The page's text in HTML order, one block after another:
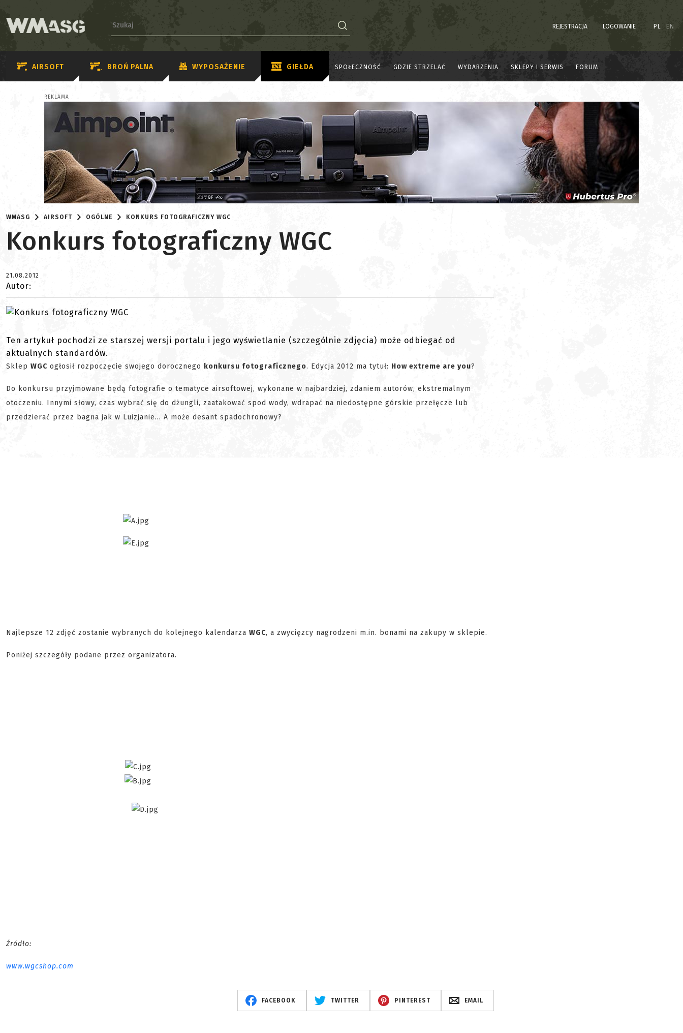
REJESTRACJA LOGOWANIE PL EN
AIRSOFT BROŃ PALNA WYPOSAŻENIE GIEŁDA SPOŁECZNOŚĆ GDZIE STRZELAĆ WYDARZENIA SKLEPY I SERWIS FORUM
REKLAMA
WMASG AIRSOFT OGÓLNE KONKURS FOTOGRAFICZNY WGC
Konkurs fotograficzny WGC
21.08.2012
Autor:
Ten artykuł pochodzi ze starszej wersji portalu i jego wyświetlanie (szczególnie zdjęcia) może odbiegać od
aktualnych standardów.
Sklep WGC ogłosił rozpoczęcie swojego dorocznego konkursu fotograficznego. Edycja 2012 ma tytuł: How extreme are you?
Do konkursu przyjmowane będą fotografie o tematyce airsoftowej, wykonane w najbardziej, zdaniem autorów, ekstremalnym
otoczeniu. Innymi słowy, czas wybrać się do dżungli, zaatakować spod wody, wdrapać na niedostępne górskie przełęcze lub
przedzierać przez bagna jak w Luizjanie... A może desant spadochronowy?
Najlepsze 12 zdjęć zostanie wybranych do kolejnego kalendarza WGC, a zwycięzcy nagrodzeni m.in. bonami na zakupy w sklepie.
Poniżej szczegóły podane przez organizatora.
Źródło:
www.wgcshop.com
FACEBOOK TWITTER PINTEREST EMAIL